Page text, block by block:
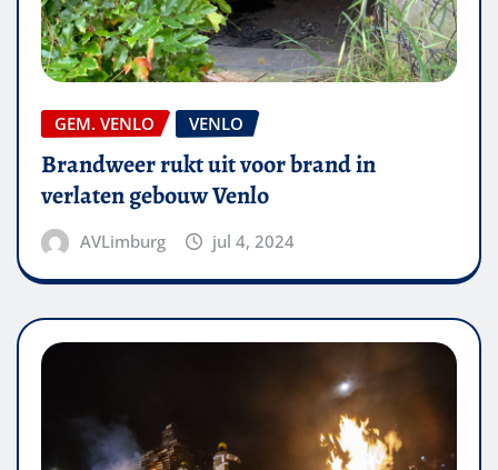
GEM. VENLO VENLO
Brandweer rukt uit voor brand in
verlaten gebouw Venlo
AVLimburg jul 4, 2024